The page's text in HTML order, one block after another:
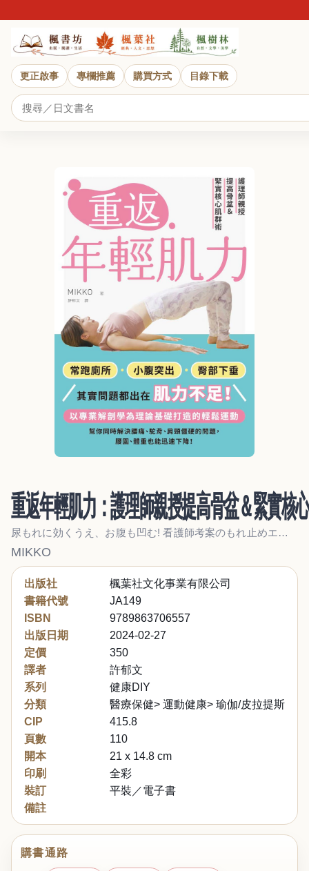
更正啟事 專欄推薦 購買方式 目錄下載
重返年輕肌力：護理師親授提高骨盆＆緊實核
尿もれに効くうえ、お腹も凹む! 看護師考案のもれ止めエクサ
MIKKO
出版社
楓葉社文化事業有限公司
書籍代號
JA149
ISBN
9789863706557
出版日期
2024-02-27
定價
350
譯者
許郁文
系列
健康DIY
分類
醫療保健> 運動健康> 瑜伽/皮拉提斯/伸展
CIP
415.8
頁數
110
開本
21 x 14.8 cm
印刷
全彩
裝訂
平裝／電子書
備註
購書通路